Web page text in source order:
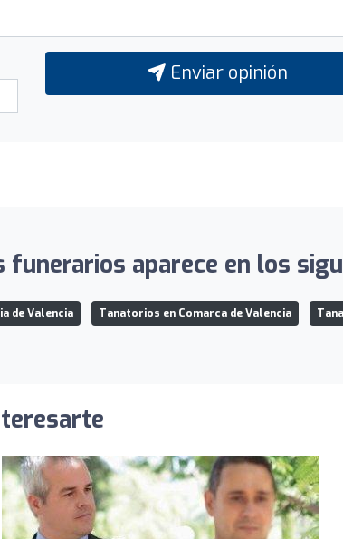
Enviar opinión
funerarios aparece en los
de Valencia Tanatorios en Comarca de Valencia